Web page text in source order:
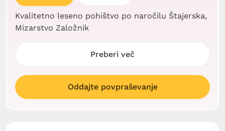
Kvalitetno leseno pohištvo po naročilu Štajerska,
Mizarstvo Založnik
Preberi več
Oddajte povpraševanje